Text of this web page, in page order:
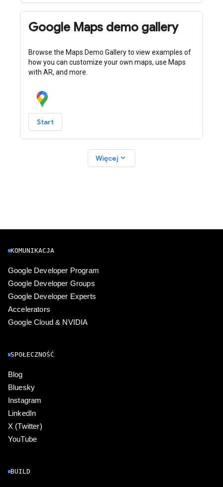
Google Maps demo gallery
Browse the Maps Demo Gallery to view examples of
how you can customize your own maps, use Maps
with AR, and more.
Start
Więcej expand_more
KOMUNIKACJA
Google Developer Program
Google Developer Groups
Google Developer Experts
Accelerators
Google Cloud & NVIDIA
SPOŁECZNOŚĆ
Blog
Bluesky
Instagram
LinkedIn
X (Twitter)
YouTube
BUILD